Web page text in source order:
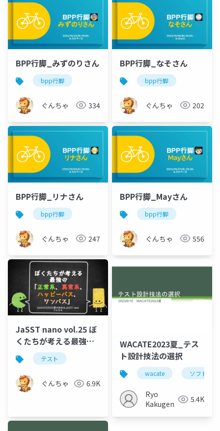
BPP行脚_みずのりさん
bpp行脚
ぐんちゃ 334
BPP行脚_なそさん
bpp行脚
ぐんちゃ 202
BPP行脚_リナさん
bpp行脚
ぐんちゃ 247
BPP行脚_Mayさん
bpp行脚
ぐんちゃ 556
JaSST nano vol.25 ぼ
くたちが考える最強の
「正常系、異常系、 ハ
ッピーパス、ワンパ
ス」
テスト
ぐんちゃ 6.9K
WACATE2023夏_テス
ト設計技法の選択
wacate ソフトウ
Ryo
Kakugen
5.4K